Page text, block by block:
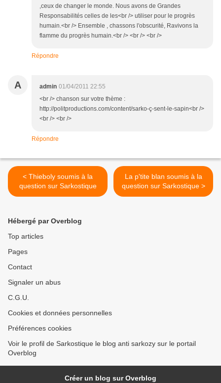
,ceux de changer le monde. Nous avons de Grandes
Responsabilités celles de les<br /> utiliser pour le progrès
humain.<br /> Ensemble , chassons l'obscurité, Ravivons la
flamme du progrès humain.<br /> <br /> <br />
Répondre
A admin 01/04/2011 22:55
<br /> chanson sur votre thème :
http://politproductions.com/content/sarko-ç-sent-le-sapin<br />
<br /> <br />
Répondre
< Thieboly soumis à la
question sur Sarkostique
La p'tite blan soumis à la
question sur Sarkostique >
Hébergé par Overblog
Top articles
Pages
Contact
Signaler un abus
C.G.U.
Cookies et données personnelles
Préférences cookies
Voir le profil de Sarkostique le blog anti sarkozy sur le portail
Overblog
Créer un blog sur Overblog